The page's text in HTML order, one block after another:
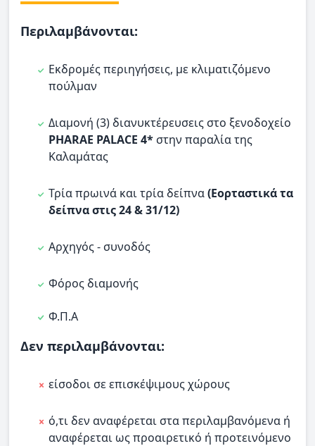
Περιλαμβάνονται:
Εκδρομές περιηγήσεις, με κλιματιζόμενο
πούλμαν
Διαμονή (3) διανυκτέρευσεις στο ξενοδοχείο
PHARAE PALACE 4* στην παραλία της
Καλαμάτας
Τρία πρωινά και τρία δείπνα(Εορταστικά τα
δείπνα στις 24 & 31/12)
Αρχηγός - συνοδός
Φόρος διαμονής
Φ.Π.Α
Δεν περιλαμβάνονται:
είσοδοι σε επισκέψιμους χώρους
ό,τι δεν αναφέρεται στα περιλαμβανόμενα ή
αναφέρεται ως προαιρετικό ή προτεινόμενο